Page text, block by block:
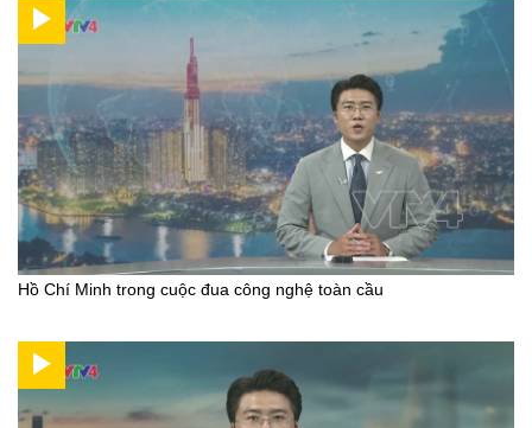
Hồ Chí Minh trong cuộc đua công nghệ toàn cầu